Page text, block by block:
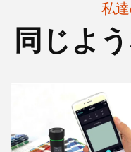
私
同じよ